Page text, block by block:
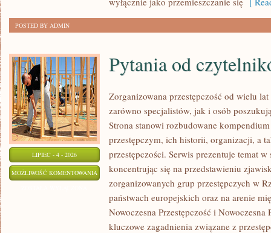
POSTED BY ADMIN
LIPIEC - 4 - 2026
MOŻLIWOŚĆ KOMENTOWANIA PYTANIA
CZYTELNIKÓW
Pytania od
Zorganizowana przestępczość od wielu
zarówno specjalistów, jak i osób
Strona stanowi rozbudowane
przestępczym, ich historii, organizacji, a
przestępczości. Serwis prezentuje temat
koncentrując się na przedstawieniu
zorganizowanych grup przestępczych w
państwach europejskich oraz na arenie
Nowoczesna Przestępczość i Nowoczesna
kluczowe zagadnienia związane z